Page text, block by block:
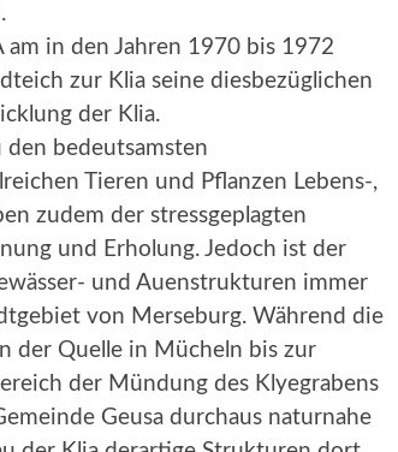
in den Jahren 1970 bis 1972
zur Klia seine diesbezüglichen
der Klia.
den bedeutsamsten
Tieren und Pflanzen Lebens-,
zudem der stressgeplagten
und Erholung. Jedoch ist der
und Auenstrukturen immer
von Merseburg. Während die
der Quelle in Mücheln bis zur
der Mündung des Klyegrabens
Geusa durchaus naturnahe